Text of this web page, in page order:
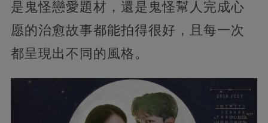
是鬼怪戀愛題材，還是鬼怪幫人完成心
愿的治愈故事都能拍得很好，且每一次
都呈現出不同的風格。